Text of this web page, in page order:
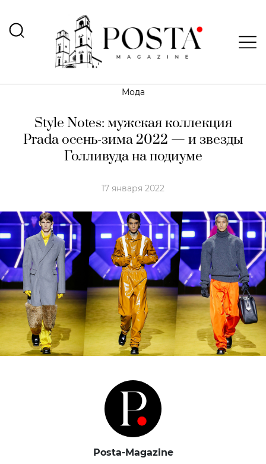
Мода
Style Notes: мужская коллекция
Prada осень-зима 2022 — и звезды
Голливуда на подиуме
17 января 2022
Posta-Magazine